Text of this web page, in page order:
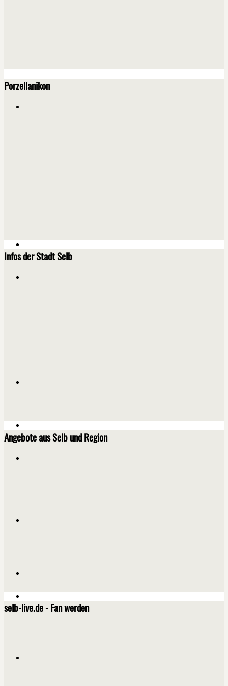
Porzellanikon
Infos der Stadt Selb
Angebote aus Selb und Region
selb-live.de - Fan werden